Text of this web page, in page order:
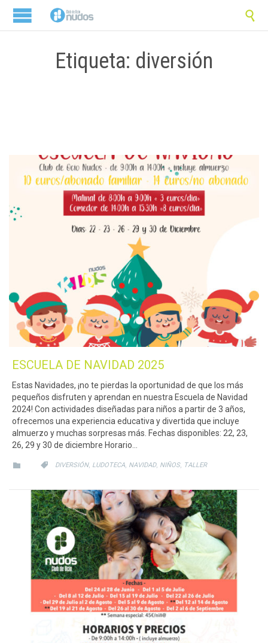

Etiqueta: diversión
ESCUELA DE NAVIDAD 2025
Estas Navidades, ¡no te pierdas la oportunidad de que los más
pequeños disfruten y aprendan en nuestra Escuela de Navidad
2024! Con actividades diseñadas para niños a partir de 3 años,
ofrecemos una experiencia educativa y divertida que incluye
almuerzo y muchas sorpresas más. Fechas disponibles: 22, 23,
26, 29 y 30 de diciembre Horario…
 CATEGORY
 CATEGORY
DIVERSIÓN, LUDOTECA, NAVIDAD, NIÑOS, TALLER